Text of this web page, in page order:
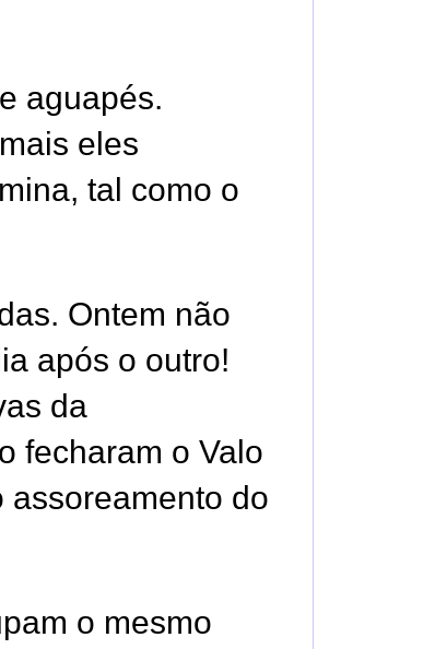
aguapés.
eles
tal como o
Ontem não
após o outro!
da
fecharam o Valo
assoreamento do
o mesmo